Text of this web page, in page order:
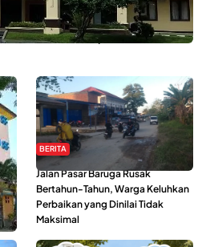
UIN Kendari Dilaporkan ke Polda
BERITA
Jalan Pasar Baruga Rusak
Bertahun-Tahun, Warga Keluhkan
Perbaikan yang Dinilai Tidak
Maksimal